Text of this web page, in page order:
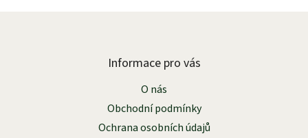
Informace pro vás
O nás
Obchodní podmínky
Ochrana osobních údajů